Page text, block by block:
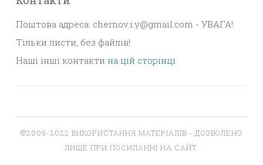
Поштова адреса: chernov.i.y@gmail.com - УВАГА!
Тільки листи, без файлів!
Наші інші контакти на цій сторінці
©2009-2022 ВИКОРИСТАННЯ МАТЕРІАЛІВ - ДОЗВОЛЕНО
ЛИШЕ ПРИ ПОСИЛАННІ НА САЙТ.